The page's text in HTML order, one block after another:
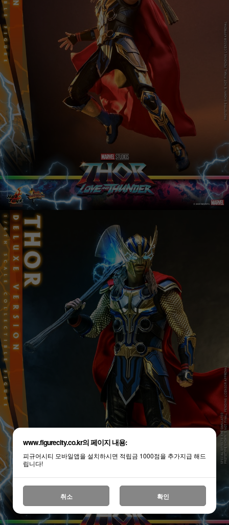
www.figurecity.co.kr의 페이지 내용:
피규어시티 모바일앱을 설치하시면 적립금 1000점을 추가지급 해드
립니다!
취소 확인